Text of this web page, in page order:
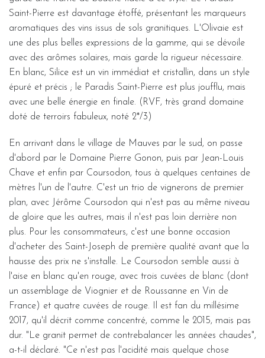
Saint-Pierre est davantage étoffé, présentant les marqueurs
aromatiques des vins issus de sols granitiques. L'Olivaie est
une des plus belles expressions de la gamme, qui se dévoile
avec des arômes solaires, mais garde la rigueur nécessaire.
En blanc, Silice est un vin immédiat et cristallin, dans un style
épuré et précis ; le Paradis Saint-Pierre est plus joufflu, mais
avec une belle énergie en finale. (RVF, très grand domaine
doté de terroirs fabuleux, noté 2*/3)
En arrivant dans le village de Mauves par le sud, on passe
d'abord par le Domaine Pierre Gonon, puis par Jean-Louis
Chave et enfin par Coursodon, tous à quelques centaines de
mètres l'un de l'autre. C'est un trio de vignerons de premier
plan, avec Jérôme Coursodon qui n'est pas au même niveau
de gloire que les autres, mais il n'est pas loin derrière non
plus. Pour les consommateurs, c'est une bonne occasion
d'acheter des Saint-Joseph de première qualité avant que la
hausse des prix ne s'installe. Le Coursodon semble aussi à
l'aise en blanc qu'en rouge, avec trois cuvées de blanc (dont
un assemblage de Viognier et de Roussanne en Vin de
France) et quatre cuvées de rouge. Il est fan du millésime
2017, qu'il décrit comme concentré, comme le 2015, mais pas
dur. "Le granit permet de contrebalancer les années chaudes",
a-t-il déclaré. "Ce n'est pas l'acidité mais quelque chose